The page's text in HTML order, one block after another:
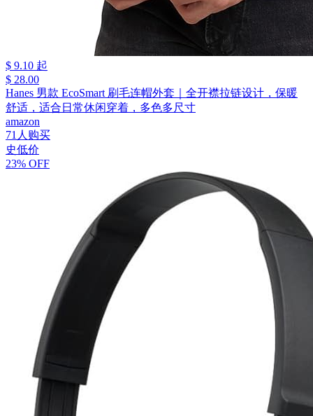
$ 9.10 起
$ 28.00
Hanes 男款 EcoSmart 刷毛连帽外套｜全开襟拉链设计，保暖
舒适，适合日常休闲穿着，多色多尺寸
amazon
71人购买
史低价
23% OFF